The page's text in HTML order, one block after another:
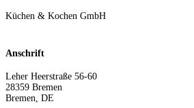
Küchen & Kochen GmbH
Anschrift
Leher Heerstraße 56-60
28359 Bremen
Bremen, DE